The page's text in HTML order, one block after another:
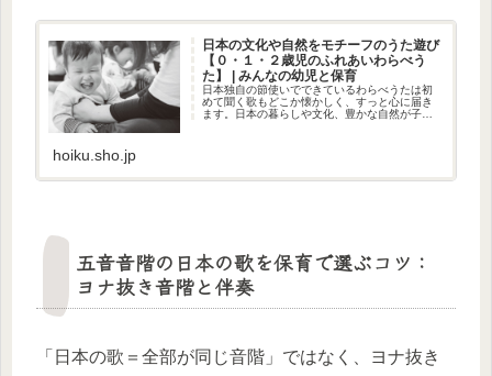
日本の文化や自然をモチーフのうた遊び
【０・１・２歳児のふれあいわらべう
た】 | みんなの幼児と保育
日本独自の節使いでできているわらべうたは初
めて聞く歌もどこか懐かしく、すっと心に届き
ます。日本の暮らしや文化、豊かな自然が子ど
hoiku.sho.jp
五音音階の日本の歌を保育で選ぶコツ：
ヨナ抜き音階と伴奏
「日本の歌＝全部が同じ音階」ではなく、ヨナ抜き